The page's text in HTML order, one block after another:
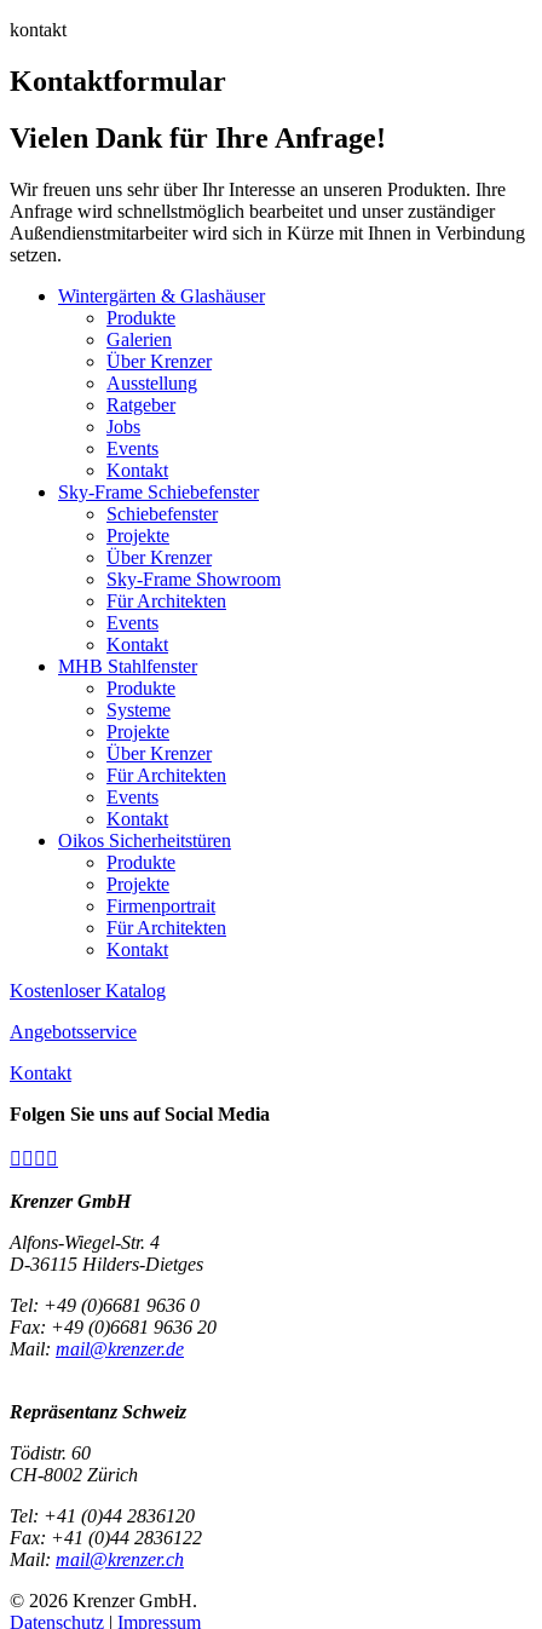
kontakt
Kontaktformular
Vielen Dank für Ihre Anfrage!
Wir freuen uns sehr über Ihr Interesse an unseren Produkten. Ihre
Anfrage wird schnellstmöglich bearbeitet und unser zuständiger
Außendienstmitarbeiter wird sich in Kürze mit Ihnen in Verbindung
setzen.
Wintergärten & Glashäuser
Produkte
Galerien
Über Krenzer
Ausstellung
Ratgeber
Jobs
Events
Kontakt
Sky-Frame Schiebefenster
Schiebefenster
Projekte
Über Krenzer
Sky-Frame Showroom
Für Architekten
Events
Kontakt
MHB Stahlfenster
Produkte
Systeme
Projekte
Über Krenzer
Für Architekten
Events
Kontakt
Oikos Sicherheitstüren
Produkte
Projekte
Firmenportrait
Für Architekten
Kontakt
Kostenloser Katalog
Angebotsservice
Kontakt
Folgen Sie uns auf Social Media
   
Krenzer GmbH
Alfons-Wiegel-Str. 4
D-36115 Hilders-Dietges
Tel: +49 (0)6681 9636 0
Fax: +49 (0)6681 9636 20
Mail: mail@krenzer.de
Repräsentanz Schweiz
Tödistr. 60
CH-8002 Zürich
Tel: +41 (0)44 2836120
Fax: +41 (0)44 2836122
Mail: mail@krenzer.ch
© 2026 Krenzer GmbH.
Datenschutz | Impressum